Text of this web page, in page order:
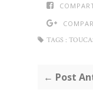
TAGS :
← Post